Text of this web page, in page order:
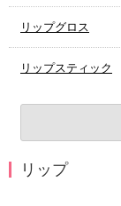
リップグロス
リップスティック
リップ